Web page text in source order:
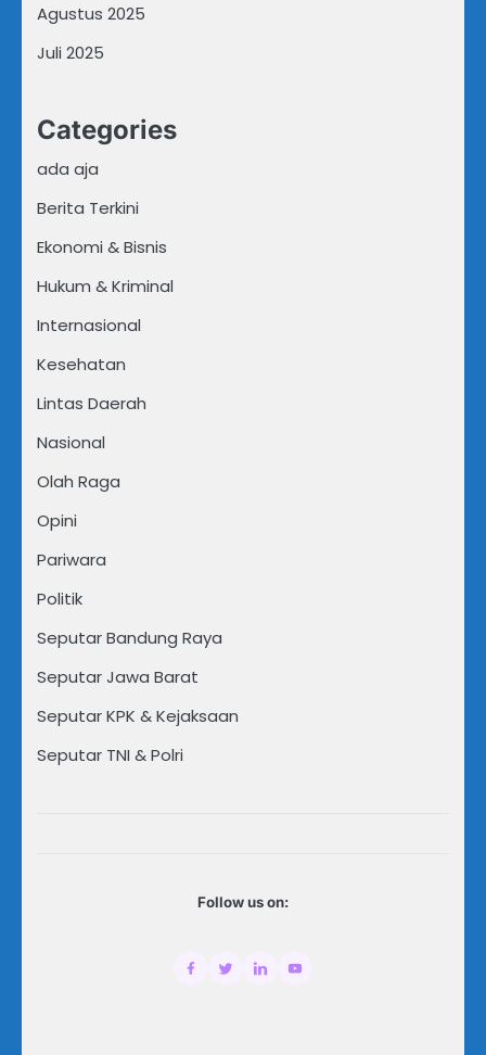
Agustus 2025
Juli 2025
Categories
ada aja
Berita Terkini
Ekonomi & Bisnis
Hukum & Kriminal
Internasional
Kesehatan
Lintas Daerah
Nasional
Olah Raga
Opini
Pariwara
Politik
Seputar Bandung Raya
Seputar Jawa Barat
Seputar KPK & Kejaksaan
Seputar TNI & Polri
Follow us on: